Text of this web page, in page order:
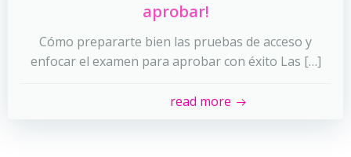
aprobar!
Cómo prepararte bien las pruebas de acceso y
enfocar el examen para aprobar con éxito Las […]
read more